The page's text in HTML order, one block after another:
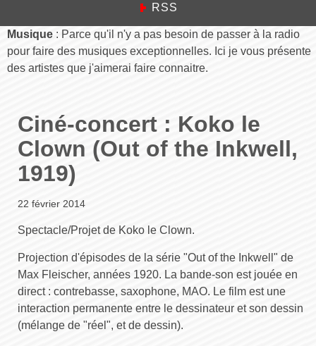
RSS
Musique : Parce qu'il n'y a pas besoin de passer à la radio
pour faire des musiques exceptionnelles. Ici je vous présente
des artistes que j'aimerai faire connaitre.
Ciné-concert : Koko le
Clown (Out of the Inkwell,
1919)
22 février 2014
Spectacle/Projet de Koko le Clown.
Projection d'épisodes de la série "Out of the Inkwell" de
Max Fleischer, années 1920. La bande-son est jouée en
direct : contrebasse, saxophone, MAO. Le film est une
interaction permanente entre le dessinateur et son dessin
(mélange de "réel", et de dessin).